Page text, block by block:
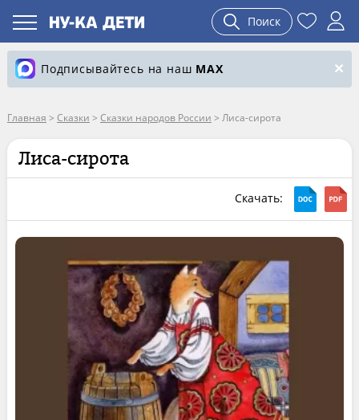
Поиск
Подписывайтесь на наш MAX
Главная > Сказки > Сказки народов России > Лиса-сирота
Лиса-сирота
Скачать: